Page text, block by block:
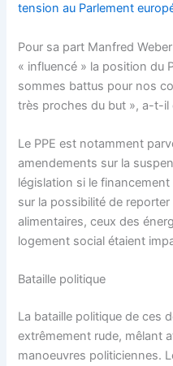
tension au Parlement
Pour sa part Manfred Weber
« influencé » la position du
sommes battus pour nos
très proches du but », a-t-il
Le PPE est notamment
amendements sur la
législation si le
sur la possibilité de
alimentaires, ceux des
logement social étaient
Bataille politique
La bataille politique de ces
extrêmement rude, mêlant
manoeuvres politiciennes.